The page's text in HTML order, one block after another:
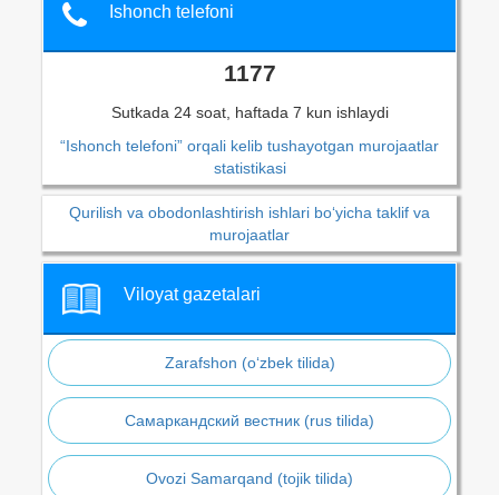
Ishonch telefoni
1177
Sutkada 24 soat, haftada 7 kun ishlaydi
“Ishonch telefoni” orqali kelib tushayotgan murojaatlar
statistikasi
Qurilish va obodonlashtirish ishlari bo‘yicha taklif va
murojaatlar
Viloyat gazetalari
Zarafshon (o‘zbek tilida)
Самаркандский вестник (rus tilida)
Ovozi Samarqand (tojik tilida)